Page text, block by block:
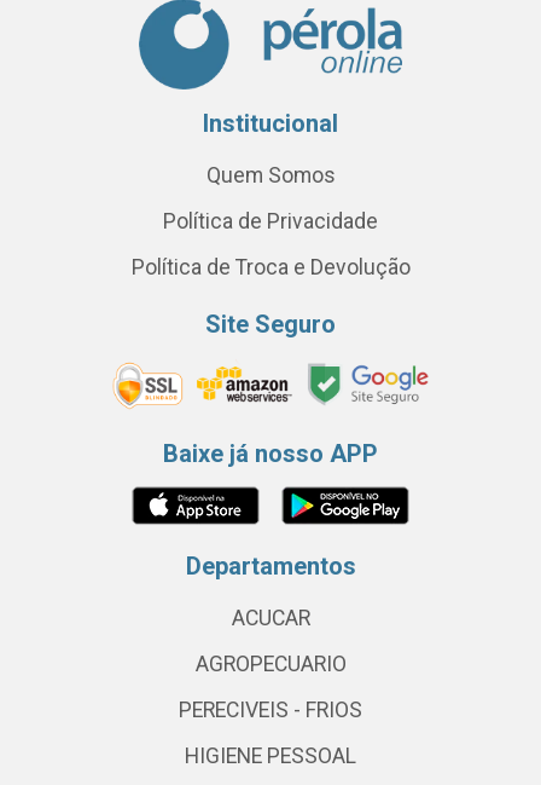
Institucional
Quem Somos
Política de Privacidade
Política de Troca e Devolução
Site Seguro
Baixe já nosso APP
Departamentos
ACUCAR
AGROPECUARIO
PERECIVEIS - FRIOS
HIGIENE PESSOAL